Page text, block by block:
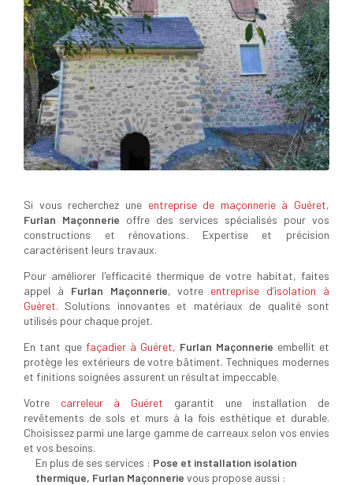
Si vous recherchez une entreprise de maçonnerie à Guéret,
Furlan Maçonnerie offre des services spécialisés pour vos
constructions et rénovations. Expertise et précision
caractérisent leurs travaux.
Pour améliorer l'efficacité thermique de votre habitat, faites
appel à Furlan Maçonnerie, votre entreprise d’isolation à
Guéret. Solutions innovantes et matériaux de qualité sont
utilisés pour chaque projet.
En tant que façadier à Guéret, Furlan Maçonnerie embellit et
protège les extérieurs de votre bâtiment. Techniques modernes
et finitions soignées assurent un résultat impeccable.
Votre carreleur à Guéret garantit une installation de
revêtements de sols et murs à la fois esthétique et durable.
Choisissez parmi une large gamme de carreaux selon vos envies
et vos besoins.
En plus de ses services : Pose et installation isolation
thermique, Furlan Maçonnerie vous propose aussi :